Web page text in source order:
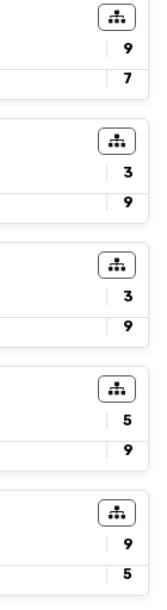
9
7
3
9
3
9
5
9
9
5